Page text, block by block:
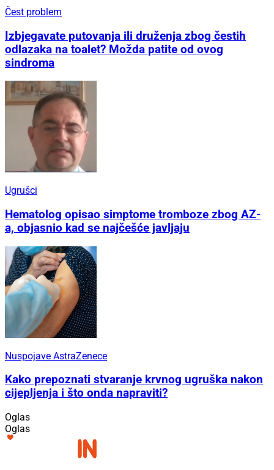
Čest problem
Izbjegavate putovanja ili druženja zbog čestih
odlazaka na toalet? Možda patite od ovog
sindroma
Ugrušci
Hematolog opisao simptome tromboze zbog AZ-
a, objasnio kad se najčešće javljaju
Nuspojave AstraZenece
Kako prepoznati stvaranje krvnog ugruška nakon
cijepljenja i što onda napraviti?
Oglas
Oglas